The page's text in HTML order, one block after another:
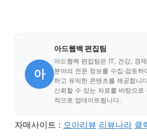
아
아드웹백 편집팀
아드웹백 편집팀은 IT, 건강, 경
분야의 전문 정보를 수집·검토
하고 유익한 콘텐츠를 제공합니
신뢰할 수 있는 자료를 바탕으로
적으로 업데이트됩니다.
자매사이트 : 모아리뷰 리뷰나라 클